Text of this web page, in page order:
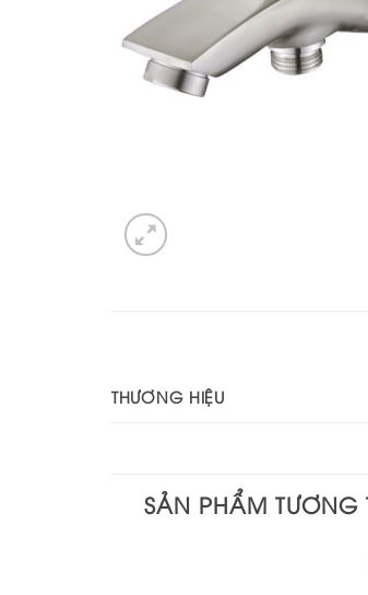
THƯƠNG HIỆU
SẢN PHẨM TƯƠNG